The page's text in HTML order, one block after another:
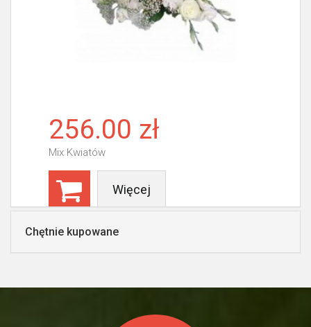
256.00 zł
Mix Kwiatów
Więcej
Chętnie kupowane